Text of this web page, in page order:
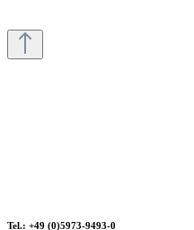
Tel.: +49 (0)5973-9493-0